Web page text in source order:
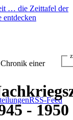
… die Zeittafel der
einer
RSS-Feed
- 1950